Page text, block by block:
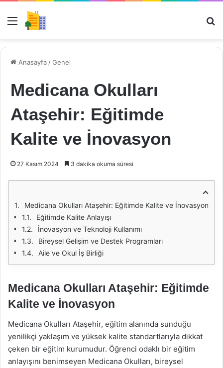
Menü
Anasayfa /Genel
Medicana Okulları
Ataşehir: Eğitimde
Kalite ve İnovasyon
27 Kasım 2024 3 dakika okuma süresi
Medicana Okulları Ataşehir: Eğitimde Kalite ve İnovasyon
Eğitimde Kalite Anlayışı
İnovasyon ve Teknoloji Kullanımı
Bireysel Gelişim ve Destek Programları
Aile ve Okul İş Birliği
Medicana Okulları Ataşehir: Eğitimde
Kalite ve İnovasyon
Medicana Okulları Ataşehir, eğitim alanında sunduğu
yenilikçi yaklaşım ve yüksek kalite standartlarıyla dikkat
çeken bir eğitim kurumudur. Öğrenci odaklı bir eğitim
anlayışını benimseyen Medicana Okulları, bireysel